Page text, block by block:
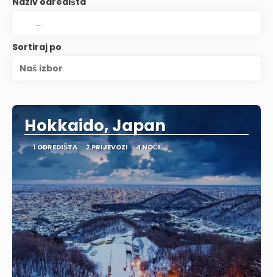
Sortiraj po
Naš izbor
Hokkaido, Japan
1 ODREDIŠTA 2 PRIJEVOZI 4 NOĆI